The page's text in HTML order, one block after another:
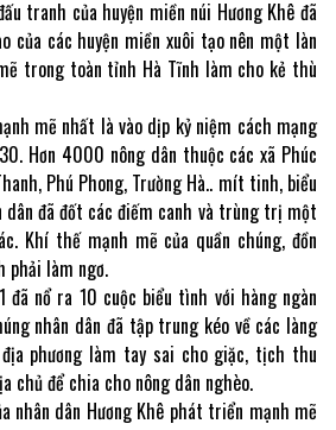
tranh của huyện miền núi Hương Khê đã
của các huyện miền xuôi tạo nên một làn
trong toàn tỉnh Hà Tĩnh làm cho kẻ thù
mẽ nhất là vào dịp kỷ niệm cách mạng
Hơn 4000 nông dân thuộc các xã Phúc
Phú Phong, Trường Hà.. mít tinh, biểu
dân đã đốt các điếm canh và trùng trị một
Khí thế mạnh mẽ của quần chúng, đồn
phải làm ngơ.
đã nổ ra 10 cuộc biểu tình với hàng ngàn
nhân dân đã tập trung kéo về các làng
phương làm tay sai cho giặc, tịch thu
chủ để chia cho nông dân nghèo.
nhân dân Hương Khê phát triển mạnh mẽ